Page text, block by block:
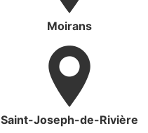
Moirans
Saint-Joseph-de-Rivière